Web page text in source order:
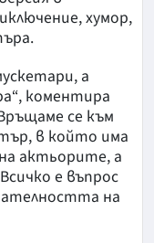
хумор,
а
коментира
се към
в който има
актьорите, а
е въпрос
на